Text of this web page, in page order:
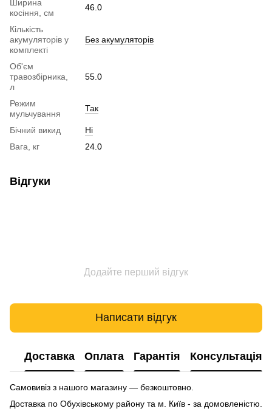
Ширина
косіння, см
46.0
Кількість
акумуляторів у
комплекті
Без акумуляторів
Об'єм
травозбірника,
л
55.0
Режим
мульчування
Так
Бічний викид
Ні
Вага, кг
24.0
Відгуки
Додайте перший відгук
Написати відгук
Доставка Оплата Гарантія Консультація
Самовивіз з нашого магазину — безкоштовно.
Доставка по Обухівському району та м. Київ - за домовленістю.